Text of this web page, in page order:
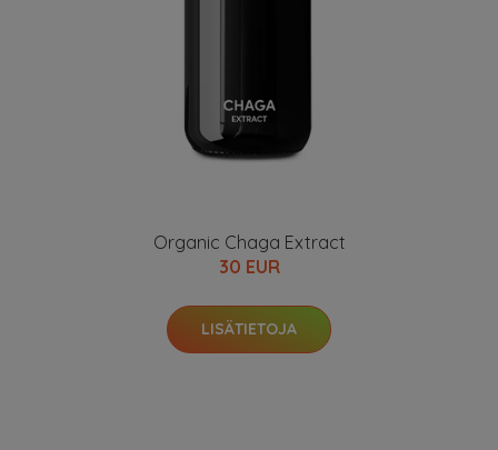
Organic Chaga Extract
30 EUR
LISÄTIETOJA